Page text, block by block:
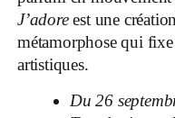
J’adoreest une
métamorphose qui
artistiques.
Du 26